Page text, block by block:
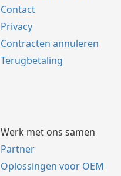
Contact
Privacy
Contracten annuleren
Terugbetaling
Werk met ons samen
Partner
Oplossingen voor OEM